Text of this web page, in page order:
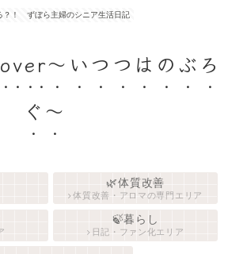
？！ ずぼら主婦のシニア生活日記
〜いつつはのぶろ
ぐ〜
🌿体質改善
体質改善・アロマの専門エリア
🍃暮らし
日記・ファン化エリア